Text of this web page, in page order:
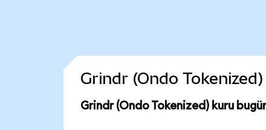
Grindr (Ondo
Grindr (Ondo Tokenized) kuru